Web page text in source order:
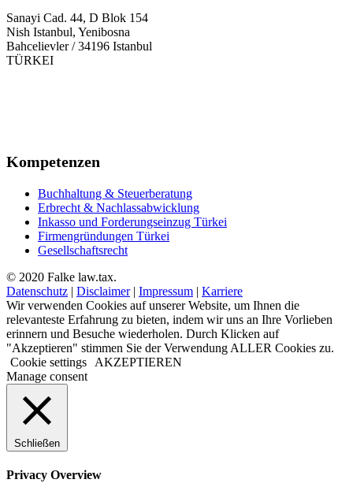
Sanayi Cad. 44, D Blok 154
Nish Istanbul, Yenibosna
Bahcelievler / 34196 Istanbul
TÜRKEI
Kompetenzen
Buchhaltung & Steuerberatung
Erbrecht & Nachlassabwicklung
Inkasso und Forderungseinzug Türkei
Firmengründungen Türkei
Gesellschaftsrecht
© 2020 Falke law.tax.
Datenschutz | Disclaimer| Impressum | Karriere
Wir verwenden Cookies auf unserer Website, um Ihnen die
relevanteste Erfahrung zu bieten, indem wir uns an Ihre Vorlieben
erinnern und Besuche wiederholen. Durch Klicken auf
"Akzeptieren" stimmen Sie der Verwendung ALLER Cookies zu.
Cookie settings
AKZEPTIEREN
Manage consent
Schließen
Privacy Overview